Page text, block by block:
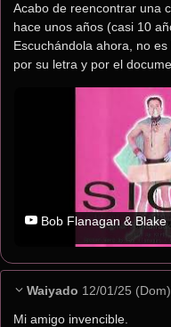
Acabo de reencontrar una
hace unos años (casi 10
Escuchándola ahora, no
por su letra y por el
Bob Flanagan & Blake
Waiyado 12/01/25
Mi amigo invencible.